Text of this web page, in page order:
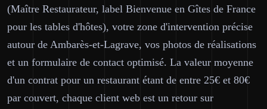
(Maître Restaurateur, label Bienvenue en Gîtes de France
pour les tables d'hôtes), votre zone d'intervention précise
autour de Ambarès-et-Lagrave, vos photos de réalisations
et un formulaire de contact optimisé. La valeur moyenne
d'un contrat pour un restaurant étant de entre 25€ et 80€
par couvert, chaque client web est un retour sur